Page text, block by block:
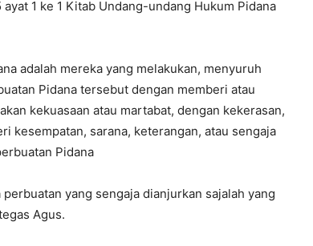
1 ke 1 Kitab Undang-undang Hukum Pidana
adalah mereka yang melakukan, menyuruh
Pidana tersebut dengan memberi atau
kekuasaan atau martabat, dengan kekerasan,
kesempatan, sarana, keterangan, atau sengaja
Pidana
yang sengaja dianjurkan sajalah yang
Agus.